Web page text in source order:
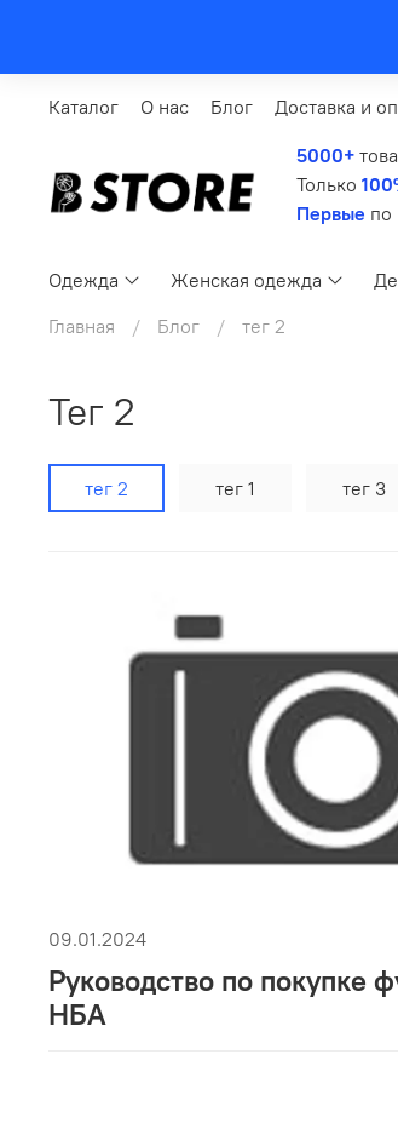
Каталог О нас Блог Доставка и
5000+
Только
Первые по
Одежда Женская одежда
Главная
Блог тег 2
тег 2
тег 2 тег 1 тег 3
09.01.2024
Руководство по покупке
НБА